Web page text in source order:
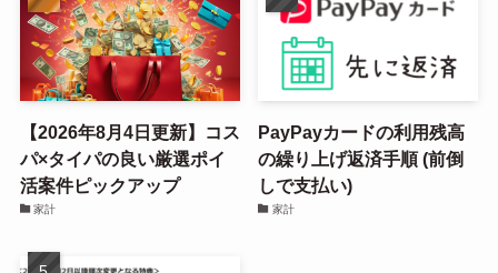
【2026年8月4日更新】コス
パ×タイパの良い厳選ポイ
活案件ピックアップ
家計
PayPayカードの利用残高
の繰り上げ返済手順 (前倒
しで支払い)
家計